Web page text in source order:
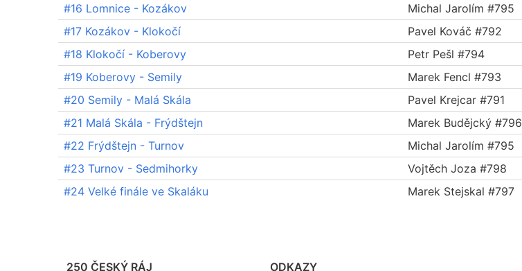
#16 Lomnice - Kozákov
Michal Jarolím #795
#17 Kozákov - Klokočí
Pavel Kováč #792
#18 Klokočí - Koberovy
Petr Pešl #794
#19 Koberovy - Semily
Marek Fencl #793
#20 Semily - Malá Skála
Pavel Krejcar #791
#21 Malá Skála - Frýdštejn
Marek Budějcký #796
#22 Frýdštejn - Turnov
Michal Jarolím #795
#23 Turnov - Sedmihorky
Vojtěch Joza #798
#24 Velké finále ve Skaláku
Marek Stejskal #797
250 ČESKÝ RÁJ ODKAZY